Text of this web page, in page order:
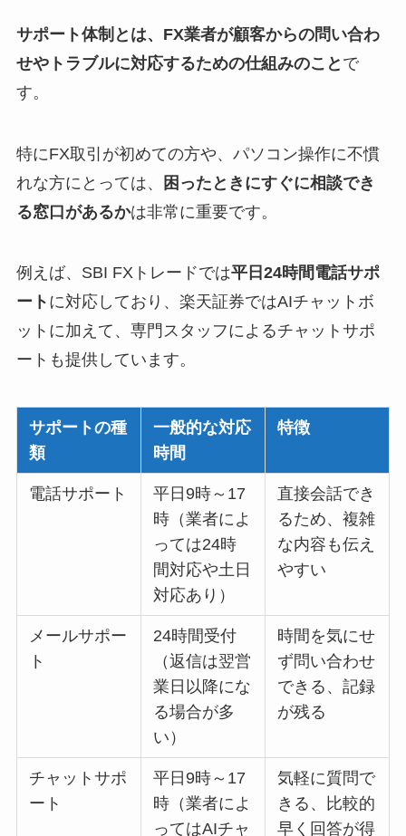
サポート体制とは、FX業者が顧客からの問い合わ
せやトラブルに対応するための仕組みのこと で
す。
特にFX取引が初めての方や、パソコン操作に不慣
れな方にとっては、
困ったときにすぐに相談でき
る窓口があるかは非常に重要です。
例えば、SBI FXトレードでは平日24時間電話サポ
ート に対応しており、楽天証券ではAIチャットボ
ットに加えて、専門スタッフによるチャットサポ
ートも提供しています。
サポートの種
類
一般的な対応
時間
特徴
電話サポート
平日9時～17
時（業者によ
っては24時
間対応や土日
対応あり）
直接会話でき
るため、複雑
な内容も伝え
やすい
メールサポー
ト
24時間受付
（返信は翌営
業日以降にな
る場合が多
い）
時間を気にせ
ず問い合わせ
できる、記録
が残る
チャットサポ
ート
平日9時～17
時（業者によ
ってはAIチャ
気軽に質問で
きる、比較的
早く回答が得